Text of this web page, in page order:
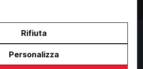
Policy/Cookie Policy
ValdinievoleSport.it - powered by
Paralleloweb
Rifiuta
Personalizza